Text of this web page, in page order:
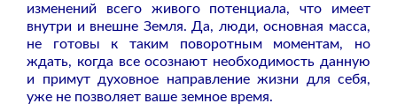
изменений всего живого потенциала, что имеет
внутри и внешне Земля. Да, люди, основная масса,
не готовы к таким поворотным моментам, но
ждать, когда все осознают необходимость данную
и примут духовное направление жизни для себя,
уже не позволяет ваше земное время.